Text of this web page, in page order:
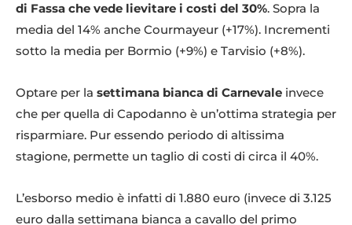
di Fassa che vede lievitare i costi del 30%. Sopra la
media del 14% anche Courmayeur (+17%). Incrementi
sotto la media per Bormio (+9%) e Tarvisio (+8%).
Optare per la settimana bianca di Carnevale invece
che per quella di Capodanno è un’ottima strategia per
risparmiare. Pur essendo periodo di altissima
stagione, permette un taglio di costi di circa il 40%.
L’esborso medio è infatti di 1.880 euro (invece di 3.125
euro dalla settimana bianca a cavallo del primo